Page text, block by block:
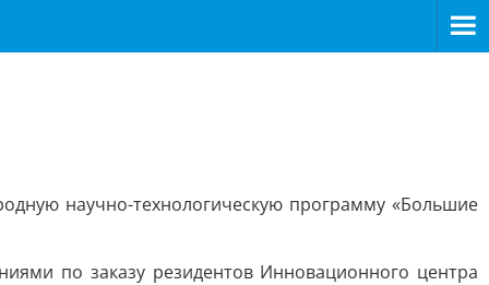
научно-технологическую программу «Большие
по заказу резидентов Инновационного центра